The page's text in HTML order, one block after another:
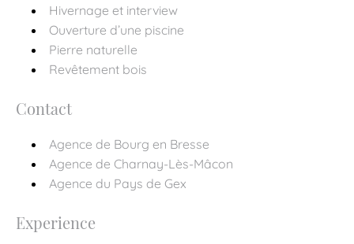
Hivernage et interview
Ouverture d’une piscine
Pierre naturelle
Revêtement bois
Contact
Agence de Bourg en Bresse
Agence de Charnay-Lès-Mâcon
Agence du Pays de Gex
Experience